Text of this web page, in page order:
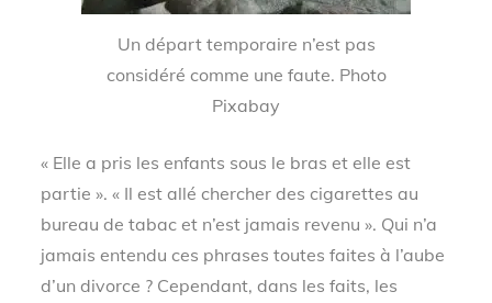
Un départ temporaire n’est pas
considéré comme une faute. Photo
Pixabay
« Elle a pris les enfants sous le bras et elle est
partie ». « Il est allé chercher des cigarettes au
bureau de tabac et n’est jamais revenu ». Qui n’a
jamais entendu ces phrases toutes faites à l’aube
d’un divorce ? Cependant, dans les faits, les